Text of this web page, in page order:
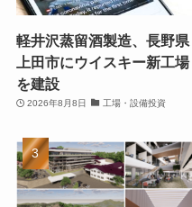
軽井沢蒸留酒製造、長野県
上田市にウイスキー新工場
を建設
2026年8月8日 工場・設備投資